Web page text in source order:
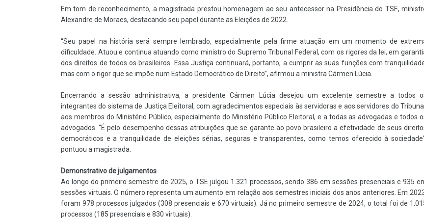
Em tom de reconhecimento, a magistrada prestou homenagem ao seu antecessor na Presidência do TSE,
Alexandre de Moraes, destacando seu papel durante as Eleições de 2022.
“Seu papel na história será sempre lembrado, especialmente pela firme atuação em um momento de
dificuldade. Atuou e continua atuando como ministro do Supremo Tribunal Federal, com os rigores da lei, em
dos direitos de todos os brasileiros. Essa Justiça continuará, portanto, a cumprir as suas funções com
mas com o rigor que se impõe num Estado Democrático de Direito”, afirmou a ministra Cármen Lúcia.
Encerrando a sessão administrativa, a presidente Cármen Lúcia desejou um excelente semestre a todos
integrantes do sistema de Justiça Eleitoral, com agradecimentos especiais às servidoras e aos servidores do
aos membros do Ministério Público, especialmente do Ministério Público Eleitoral, e a todas as advogadas e todos
advogados. “É pelo desempenho dessas atribuições que se garante ao povo brasileiro a efetividade de seus
democráticos e a tranquilidade de eleições sérias, seguras e transparentes, como temos oferecido à
pontuou a magistrada.
Demonstrativo de julgamentos
Ao longo do primeiro semestre de 2025, o TSE julgou 1.321 processos, sendo 386 em sessões presenciais e 935
sessões virtuais. O número representa um aumento em relação aos semestres iniciais dos anos anteriores. Em
foram 978 processos julgados (308 presenciais e 670 virtuais). Já no primeiro semestre de 2024, o total foi de
processos (185 presenciais e 830 virtuais).